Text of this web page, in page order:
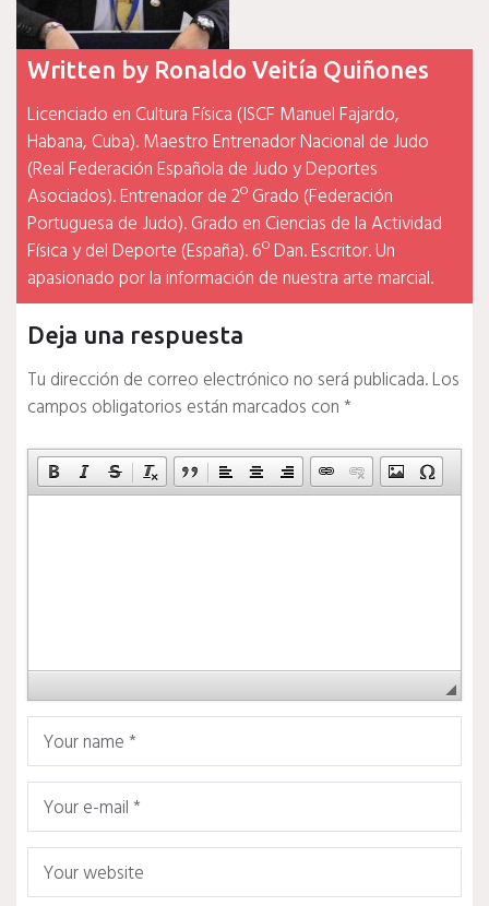
Written by Ronaldo Veitía Quiñones
Licenciado en Cultura Física (ISCF Manuel Fajardo,
Habana, Cuba). Maestro Entrenador Nacional de Judo
(Real Federación Española de Judo y Deportes
Asociados). Entrenador de 2º Grado (Federación
Portuguesa de Judo). Grado en Ciencias de la Actividad
Física y del Deporte (España). 6º Dan. Escritor. Un
apasionado por la información de nuestra arte marcial.
Deja una respuesta
Tu dirección de correo electrónico no será publicada.Los
campos obligatorios están marcados con*